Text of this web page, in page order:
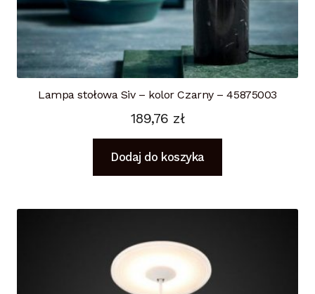
Lampa stołowa Siv – kolor Czarny – 45875003
189,76 zł
Dodaj do koszyka